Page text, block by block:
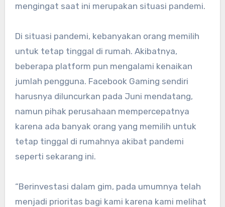
mengingat saat ini merupakan situasi pandemi.
Di situasi pandemi, kebanyakan orang memilih
untuk tetap tinggal di rumah. Akibatnya,
beberapa platform pun mengalami kenaikan
jumlah pengguna. Facebook Gaming sendiri
harusnya diluncurkan pada Juni mendatang,
namun pihak perusahaan mempercepatnya
karena ada banyak orang yang memilih untuk
tetap tinggal di rumahnya akibat pandemi
seperti sekarang ini.
“Berinvestasi dalam gim, pada umumnya telah
menjadi prioritas bagi kami karena kami melihat